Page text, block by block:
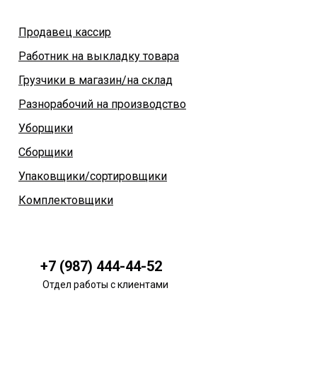
Комплектовщики
Упаковщики/сортировщики
Сборщики
Уборщики
Разнорабочий на производство
Грузчики в магазин/на склад
Работник на выкладку товара
Продавец кассир
Отдел работы с клиентами
+7 (987) 444-44-52